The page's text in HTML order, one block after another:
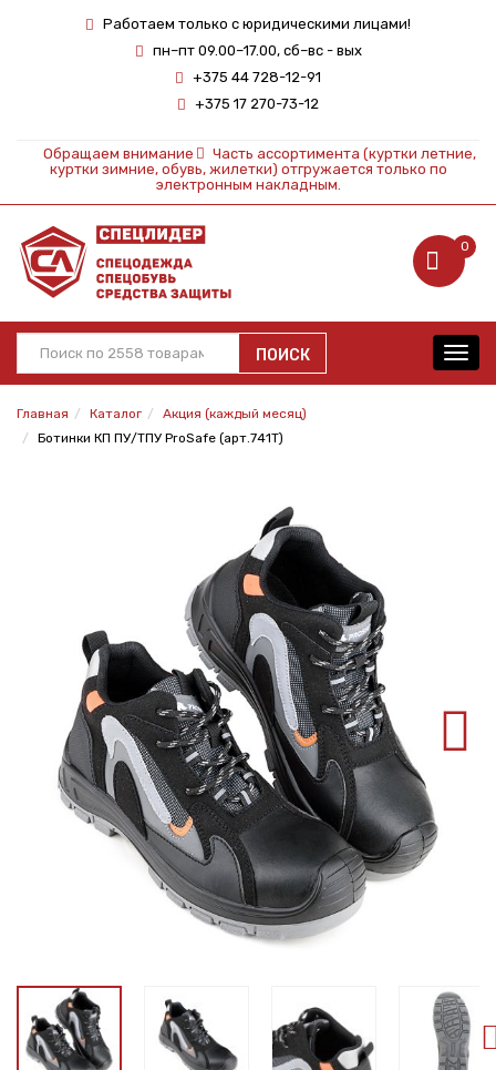
Работаем только с юридическими лицами!
пн–пт 09.00–17.00, сб–вс - вых
+375 44 728-12-91
+375 17 270-73-12
Обращаем внимание
Часть ассортимента (куртки летние,
куртки зимние, обувь, жилетки) отгружается только по
электронным накладным.
0
ПОИСК
Главная Каталог
Акция (каждый месяц)
Ботинки КП ПУ/ТПУ ProSafe (арт.741Т)